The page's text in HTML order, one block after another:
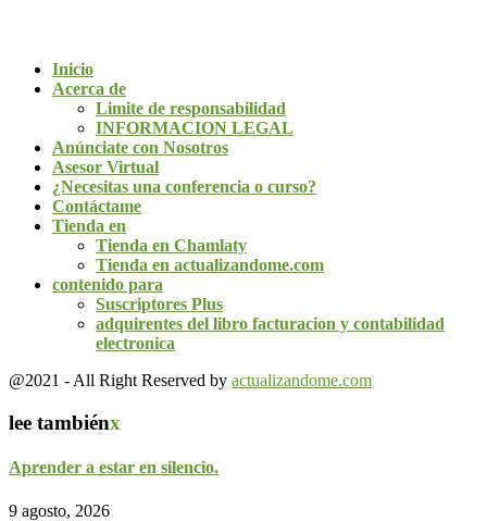
Inicio
Acerca de
Limite de responsabilidad
INFORMACION LEGAL
Anúnciate con Nosotros
Asesor Virtual
¿Necesitas una conferencia o curso?
Contáctame
Tienda en
Tienda en Chamlaty
Tienda en actualizandome.com
contenido para
Suscriptores Plus
adquirentes del libro facturacion y contabilidad
electronica
@2021 - All Right Reserved by actualizandome.com
lee tambiénx
Aprender a estar en silencio.
9 agosto, 2026